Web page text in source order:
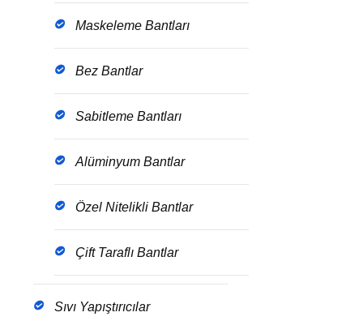
Maskeleme Bantları
Bez Bantlar
Sabitleme Bantları
Alüminyum Bantlar
Özel Nitelikli Bantlar
Çift Taraflı Bantlar
Sıvı Yapıştırıcılar